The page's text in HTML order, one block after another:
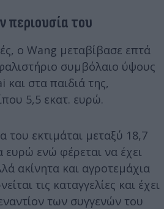
περιουσία του
ο Wang μεταβίβασε επτά
συμβόλαιο ύψους
στα παιδιά της,
5,5 εκατ. ευρώ.
του εκτιμάται μεταξύ 18,7
ευρώ ενώ φέρεται να έχει
ακίνητα και αγροτεμάχια
τις καταγγελίες και έχει
των συγγενών του